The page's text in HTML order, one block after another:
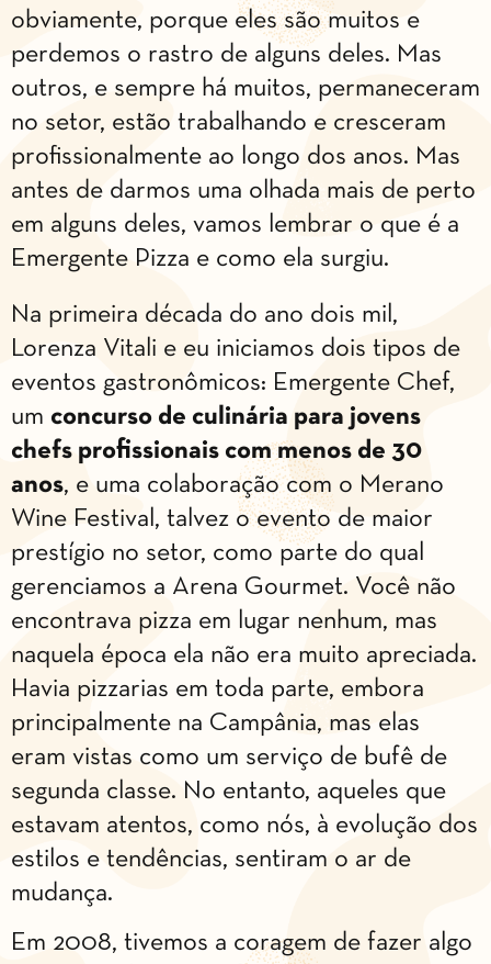
obviamente, porque eles são muitos e
perdemos o rastro de alguns deles. Mas
outros, e sempre há muitos, permaneceram
no setor, estão trabalhando e cresceram
profissionalmente ao longo dos anos. Mas
antes de darmos uma olhada mais de perto
em alguns deles, vamos lembrar o que é a
Emergente Pizza e como ela surgiu.
Na primeira década do ano dois mil,
Lorenza Vitali e eu iniciamos dois tipos de
eventos gastronômicos: Emergente Chef,
um concurso de culinária para jovens
chefs profissionais com menos de 30
anos, e uma colaboração com o Merano
Wine Festival, talvez o evento de maior
prestígio no setor, como parte do qual
gerenciamos a Arena Gourmet. Você não
encontrava pizza em lugar nenhum, mas
naquela época ela não era muito apreciada.
Havia pizzarias em toda parte, embora
principalmente na Campânia, mas elas
eram vistas como um serviço de bufê de
segunda classe. No entanto, aqueles que
estavam atentos, como nós, à evolução dos
estilos e tendências, sentiram o ar de
mudança.
Em 2008, tivemos a coragem de fazer algo